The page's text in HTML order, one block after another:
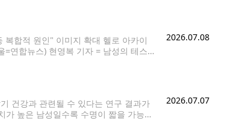
복합적 원인" 이미지 확대 헬로 아카이
연합뉴스) 현영복 기자 = 남성의 테스토
2026.07.08
건강과 관련될 수 있다는 연구 결과가
높은 남성일수록 수명이 짧을 가능성
2026.07.07